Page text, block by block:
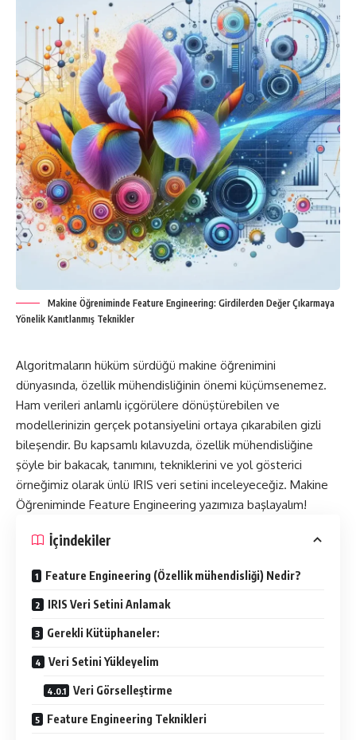
Makine Öğreniminde Feature Engineering: Girdilerden Değer Çıkarmaya
Yönelik Kanıtlanmış Teknikler
Algoritmaların hüküm sürdüğü makine öğrenimini
dünyasında, özellik mühendisliğinin önemi küçümsenemez.
Ham verileri anlamlı içgörülere dönüştürebilen ve
modellerinizin gerçek potansiyelini ortaya çıkarabilen gizli
bileşendir. Bu kapsamlı kılavuzda, özellik mühendisliğine
şöyle bir bakacak, tanımını, tekniklerini ve yol gösterici
örneğimiz olarak ünlü IRIS veri setini inceleyeceğiz. Makine
Öğreniminde Feature Engineering yazımıza başlayalım!
İçindekiler
Feature Engineering (Özellik mühendisliği) Nedir?
IRIS Veri Setini Anlamak
Gerekli Kütüphaneler:
Veri Setini Yükleyelim
Veri Görselleştirme
Feature Engineering Teknikleri